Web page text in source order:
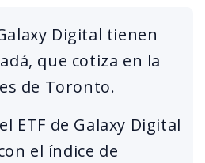
Digital tienen
que cotiza en la
de Toronto.
ETF de Galaxy Digital
el índice de